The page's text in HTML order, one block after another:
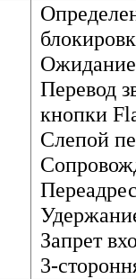
Перевод
кнопки
Слепой
Запрет
3-